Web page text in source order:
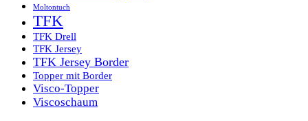
Moltontuch
TFK
TFK Drell
TFK Jersey
TFK Jersey Border
Topper mit Border
Visco-Topper
Viscoschaum